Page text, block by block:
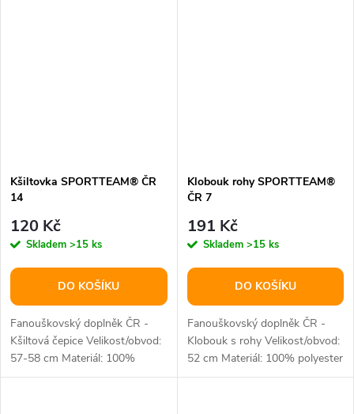
Kšiltovka SPORTTEAM® ČR
14
120 Kč
Skladem >15 ks
DO KOŠÍKU
Fanouškovský doplněk ČR -
Kšiltová čepice Velikost/obvod:
57-58 cm Materiál: 100%
bavlna
Klobouk rohy SPORTTEAM®
ČR 7
191 Kč
Skladem >15 ks
DO KOŠÍKU
Fanouškovský doplněk ČR -
Klobouk s rohy Velikost/obvod:
52 cm Materiál: 100% polyester